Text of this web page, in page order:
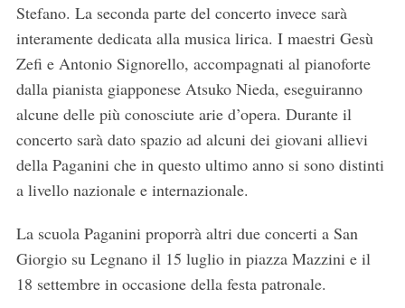
Stefano. La seconda parte del concerto invece sarà
interamente dedicata alla musica lirica. I maestri Gesù
Zefi e Antonio Signorello, accompagnati al pianoforte
dalla pianista giapponese Atsuko Nieda, eseguiranno
alcune delle più conosciute arie d’opera. Durante il
concerto sarà dato spazio ad alcuni dei giovani allievi
della Paganini che in questo ultimo anno si sono distinti
a livello nazionale e internazionale.
La scuola Paganini proporrà altri due concerti a San
Giorgio su Legnano il 15 luglio in piazza Mazzini e il
18 settembre in occasione della festa patronale.